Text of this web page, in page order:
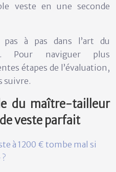
veste en une seconde
à pas dans l’art du
Pour naviguer plus
étapes de l’évaluation,
suivre.
du maître-tailleur
veste parfait
à 1200 € tombe mal si